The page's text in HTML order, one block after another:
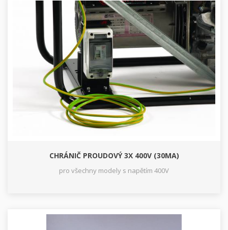
CHRÁNIČ PROUDOVÝ 3X 400V (30MA)
pro všechny modely s napětím 400V